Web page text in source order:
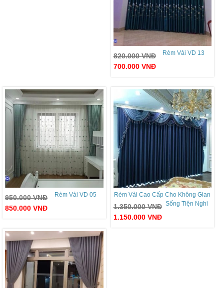
Rèm Vải VD 13
820.000VNĐ
700.000 VNĐ
Rèm Vải Cao Cấp Cho Không Gian
Sống Tiện Nghi
1.350.000VNĐ
1.150.000 VNĐ
Rèm Vải VD 05
950.000VNĐ
850.000 VNĐ